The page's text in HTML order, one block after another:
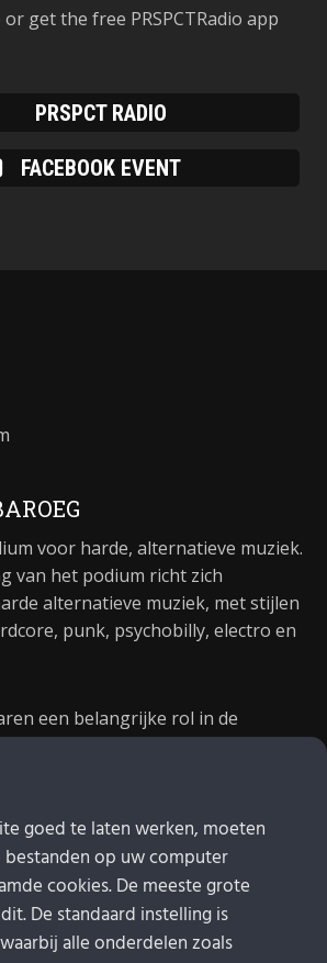
get the free PRSPCTRadio app
PRSPCT RADIO
FACEBOOK EVENT
voor harde, alternatieve muziek.
van het podium richt zich
alternatieve muziek, met stijlen
punk, psychobilly, electro en
een belangrijke rol in de
goed te laten werken, moeten
bestanden op uw computer
cookies. De meeste grote
De standaard instelling is
alle onderdelen zoals